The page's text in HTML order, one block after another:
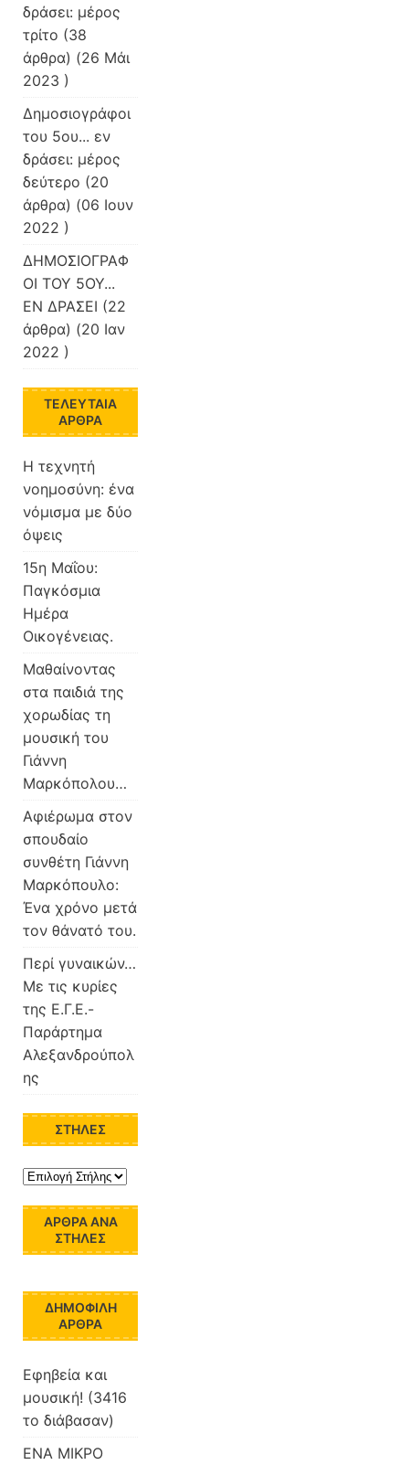
δράσει: μέρος
τρίτο (38
άρθρα) (26 Μάι
2023 )
Δημοσιογράφοι
του 5ου... εν
δράσει: μέρος
δεύτερο (20
άρθρα) (06 Ιουν
2022 )
ΔΗΜΟΣΙΟΓΡΑΦ
ΟΙ ΤΟΥ 5ΟΥ...
ΕΝ ΔΡΑΣΕΙ (22
άρθρα) (20 Ιαν
2022 )
ΤΕΛΕΥΤΑΊΑ
ΆΡΘΡΑ
Η τεχνητή
νοημοσύνη: ένα
νόμισμα με δύο
όψεις
15η Μαΐου:
Παγκόσμια
Ημέρα
Οικογένειας.
Μαθαίνοντας
στα παιδιά της
χορωδίας τη
μουσική του
Γιάννη
Μαρκόπολου…
Αφιέρωμα στον
σπουδαίο
συνθέτη Γιάννη
Μαρκόπουλο:
Ένα χρόνο μετά
τον θάνατό του.
Περί γυναικών…
Με τις κυρίες
της Ε.Γ.Ε.-
Παράρτημα
Αλεξανδρούπολ
ης
ΣΤΉΛΕΣ
ΆΡΘΡΑ ΑΝΆ
ΣΤΉΛΕΣ
ΔΗΜΟΦΙΛΉ
ΆΡΘΡΑ
Εφηβεία και
μουσική! (3416
το διάβασαν)
ΕΝΑ ΜΙΚΡΟ